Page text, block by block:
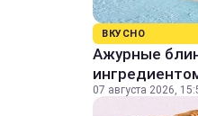
ВКУСНО
Ажурные
07 августа 2026,